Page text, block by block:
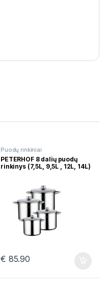
Puodų rinkiniai
PETERHOF 8 dalių puodų
rinkinys (7,5L, 9,5L , 12L, 14L)
€ 85.90